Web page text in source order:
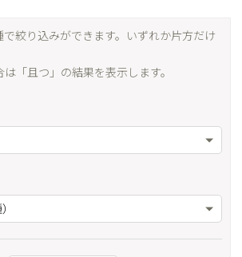
絞り込みができます。いずれか片方だけ
「且つ」の結果を表示します。